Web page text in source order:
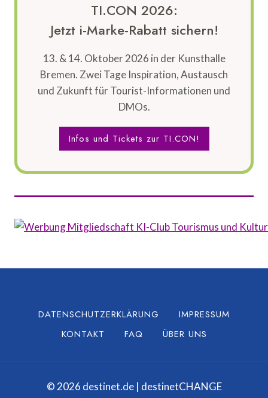
TI.CON 2026:
Jetzt i-Marke-Rabatt sichern!
13. & 14. Oktober 2026 in der Kunsthalle
Bremen. Zwei Tage Inspiration, Austausch
und Zukunft für Tourist-Informationen und
DMOs.
Infos und Tickets zur TI.CON!
DATENSCHUTZERKLÄRUNG
IMPRESSUM
KONTAKT
FAQ ÜBER UNS
© 2026 destinet.de | destinetCHANGE